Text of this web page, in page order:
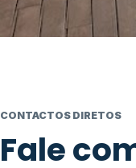
CONTACTOS DIRETOS
Fale